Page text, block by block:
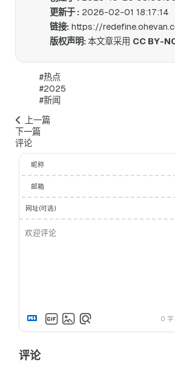
更新于 : 2026-02-01 18:17:14
链接: https://redefine.ohevan.com/2025/10/
版权声明:本文章采用 CC BY-
#热点
#2025
#新闻
上一篇
下一篇
评论
昵称
邮箱
网址(可选)
0 字
评论